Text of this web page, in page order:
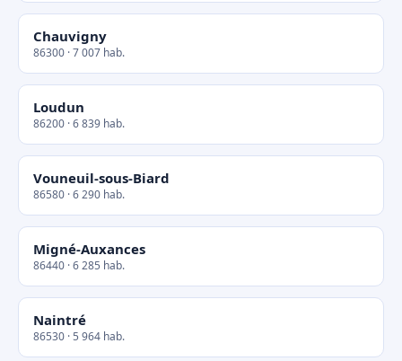
Chauvigny
86300 · 7 007 hab.
Loudun
86200 · 6 839 hab.
Vouneuil-sous-Biard
86580 · 6 290 hab.
Migné-Auxances
86440 · 6 285 hab.
Naintré
86530 · 5 964 hab.